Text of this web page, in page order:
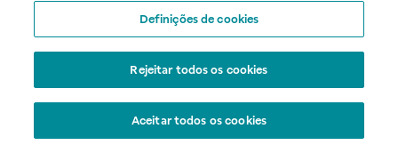
Definições de cookies
Rejeitar todos os cookies
Aceitar todos os cookies